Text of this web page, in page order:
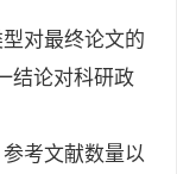
对最终论文的
结论对科研政
考文献数量以